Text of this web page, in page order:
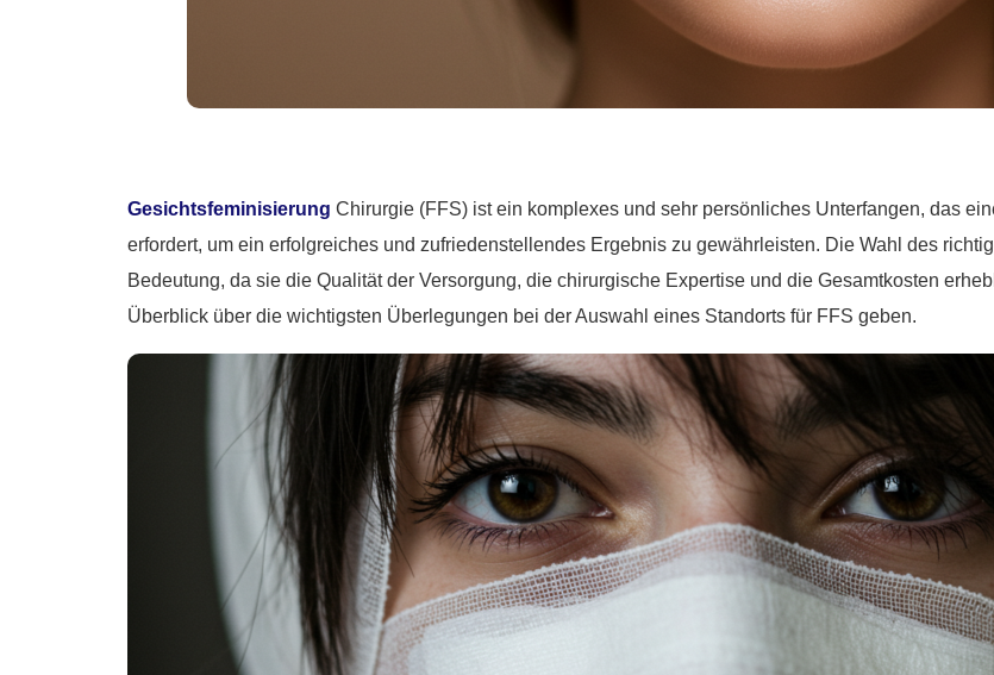
Gesichtsfeminisierung Chirurgie (FFS) ist ein komplexes und sehr persönliches Unterfangen, das
erfordert, um ein erfolgreiches und zufriedenstellendes Ergebnis zu gewährleisten. Die Wahl des
Bedeutung, da sie die Qualität der Versorgung, die chirurgische Expertise und die Gesamtkosten
Überblick über die wichtigsten Überlegungen bei der Auswahl eines Standorts für FFS geben.